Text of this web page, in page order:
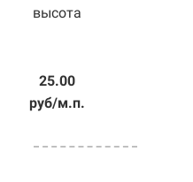
высота
25.00
руб/м.п.